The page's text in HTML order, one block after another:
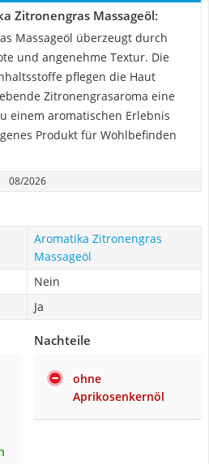
Zitronengras Massageöl:
Massageöl überzeugt durch
und angenehme Textur. Die
pflegen die Haut
Zitronengrasaroma eine
einem aromatischen Erlebnis
Produkt für Wohlbefinden
08/2026
Aromatika Zitronengras
Massageöl
Nein
Ja
Nachteile
ohne
Aprikosenkernöl